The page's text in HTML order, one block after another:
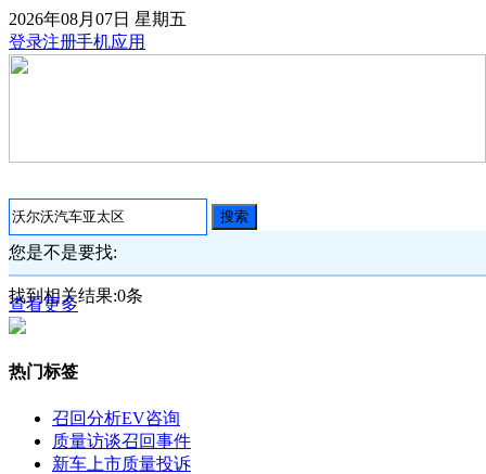
2026年08月07日 星期五
登录注册手机应用
搜索
您是不是要找:
找到相关结果:0条
查看更多
热门标签
召回分析EV咨询
质量访谈召回事件
新车上市质量投诉